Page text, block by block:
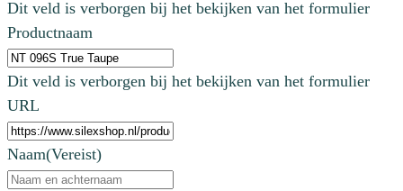
Dit veld is verborgen bij het bekijken van het formulier
Productnaam
Dit veld is verborgen bij het bekijken van het formulier
URL
Naam(Vereist)